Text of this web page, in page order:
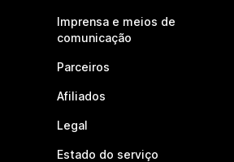
Imprensa e meios de
comunicação
Parceiros
Afiliados
Legal
Estado do serviço